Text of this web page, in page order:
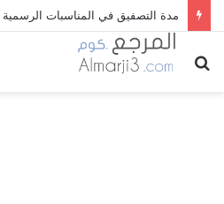
مدة التصفيق في المناسبات الرسمية
بحث